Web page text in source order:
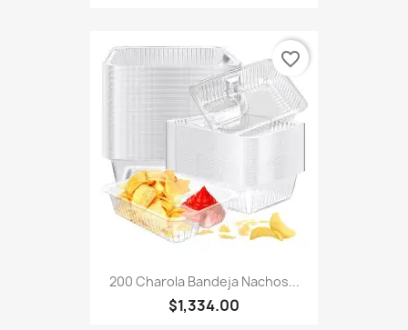
200 Charola Bandeja Nachos...
$1,334.00
favorite_border